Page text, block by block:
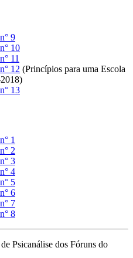
9
10
11
12 (Princípios para uma Escola
13
1
2
3
4
5
6
7
8
Psicanálise dos Fóruns do